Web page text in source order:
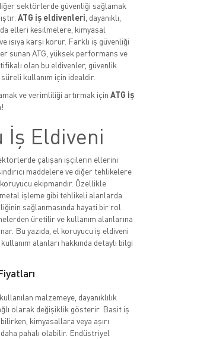
sektörlerde güvenliği sağlamak
ATG iş eldivenleri , dayanıklı,
elleri kesilmelere, kimyasal
ısıya karşı korur. Farklı iş güvenliği
sunan ATG, yüksek performans ve
olan bu eldivenler, güvenlik
kullanım için idealdir.
ve verimliliği artırmak için ATG iş
İş Eldiveni
çalışan işçilerin ellerini
maddelere ve diğer tehlikelere
ekipmandır. Özellikle
işleme gibi tehlikeli alanlarda
sağlanmasında hayati bir rol
üretilir ve kullanım alanlarına
Bu yazıda, el koruyucu iş eldiveni
alanları hakkında detaylı bilgi
malzemeye, dayanıklılık
olarak değişiklik gösterir. Basit iş
kimyasallara veya aşırı
pahalı olabilir. Endüstriyel